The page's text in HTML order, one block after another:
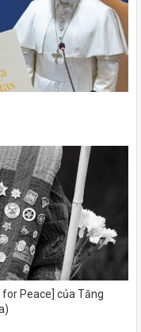
for Peace] của Tăng